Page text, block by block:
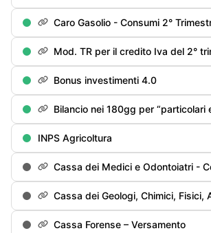
Caro Gasolio - Consumi 2°
Mod. TR per il credito Iva del 2°
Bonus investimenti 4.0
Bilancio nei 180gg per “particolari
INPS Agricoltura
Cassa dei Medici e Odontoiatri - Comunicazione
Cassa dei Geologi, Chimici, Fisici, Attuari e Agronomi -
Cassa Forense – Versamento